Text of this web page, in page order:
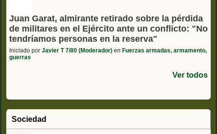
Juan Garat, almirante retirado sobre la pérdida
de militares en el Ejército ante un conflicto: "No
tendríamos personas en la reserva"
Iniciado por Javier T 7/80 (Moderador) en Fuerzas armadas, armamento,
guerras
Ver todos
Sociedad